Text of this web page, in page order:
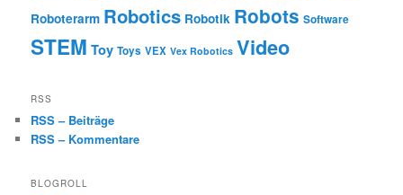
Roboterarm Robotics Robotik Robots Software
STEM Toy Toys VEX Vex Robotics Video
RSS
RSS – Beiträge
RSS – Kommentare
BLOGROLL